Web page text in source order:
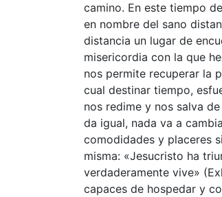
camino. En este tiempo
en nombre del sano
distancia un lugar de
misericordia con la que
nos permite recuperar la
cual destinar tiempo,
nos redime y nos salva
da igual, nada va a
comodidades y placeres
misma: «Jesucristo ha
verdaderamente vive»
capaces de hospedar y